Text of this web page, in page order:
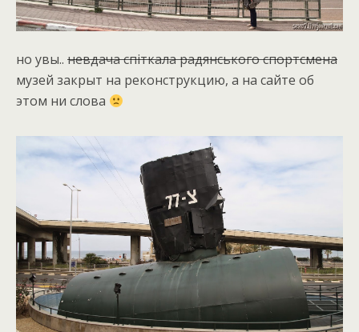
но увы.. невдача спiткала радянського спортсмена
музей закрыт на реконструкцию, а на сайте об
этом ни слова